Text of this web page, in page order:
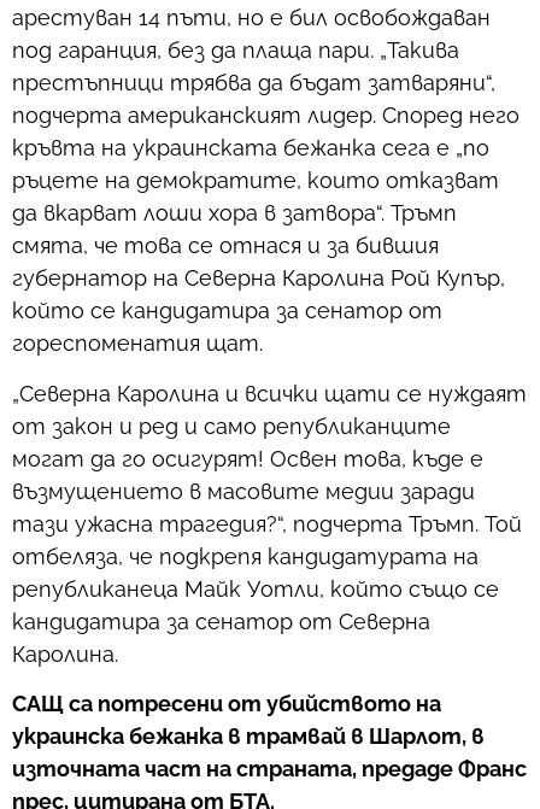
арестуван 14 пъти, но е бил освобождаван
под гаранция, без да плаща пари. „Такива
престъпници трябва да бъдат затваряни“,
подчерта американският лидер. Според него
кръвта на украинската бежанка сега е „по
ръцете на демократите, които отказват
да вкарват лоши хора в затвора“. Тръмп
смята, че това се отнася и за бившия
губернатор на Северна Каролина Рой Купър,
който се кандидатира за сенатор от
гореспоменатия щат.
„Северна Каролина и всички щати се нуждаят
от закон и ред и само републиканците
могат да го осигурят! Освен това, къде е
възмущението в масовите медии заради
тази ужасна трагедия?“, подчерта Тръмп. Той
отбеляза, че подкрепя кандидатурата на
републиканеца Майк Уотли, който също се
кандидатира за сенатор от Северна
Каролина.
САЩ са потресени от убийството на
украинска бежанка в трамвай в Шарлот, в
източната част на страната, предаде Франс
прес, цитирана от БТА.